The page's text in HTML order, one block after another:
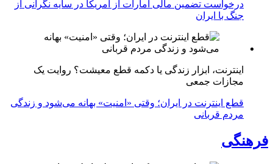
درخواست تضمین مالی امارات از آمریکا در سایه نگرانی از
جنگ با ایران
اینترنت، ابزار زندگی یا دکمه قطع معیشت؟ روایت یک
مجازات جمعی
قطع اینترنت در ایران؛ وقتی «امنیت» بهانه می‌شود و زندگی
مردم قربانی
فرهنگی